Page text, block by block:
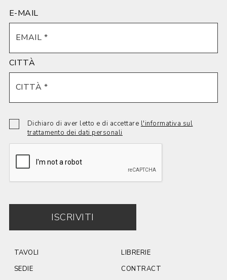
E-MAIL
CITTÀ
Dichiaro di aver letto e di accettare l'informativa sul
trattamento dei dati personali
ISCRIVITI
TAVOLI
SEDIE
LIBRERIE
CONTRACT